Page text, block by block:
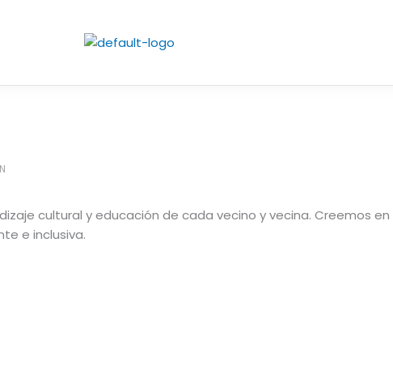
cultural y educación de cada vecino y vecina. Creemos
e inclusiva.